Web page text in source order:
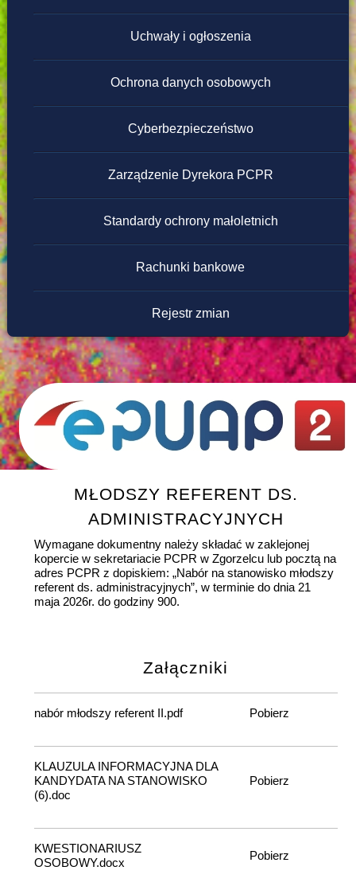
130 000 zł
Uchwały i ogłoszenia
Ochrona danych osobowych
Cyberbezpieczeństwo
Zarządzenie Dyrekora PCPR
Standardy ochrony małoletnich
Rachunki bankowe
Rejestr zmian
MŁODSZY REFERENT DS.
ADMINISTRACYJNYCH
Wymagane dokumentny należy składać w zaklejonej
kopercie w sekretariacie PCPR w Zgorzelcu lub pocztą na
adres PCPR z dopiskiem: „Nabór na stanowisko młodszy
referent ds. administracyjnych”, w terminie do dnia 21
maja 2026r. do godziny 900.
Załączniki
nabór młodszy referent II.pdf Pobierz
KLAUZULA INFORMACYJNA DLA
KANDYDATA NA STANOWISKO
(6).doc
Pobierz
KWESTIONARIUSZ
OSOBOWY.docx
Pobierz